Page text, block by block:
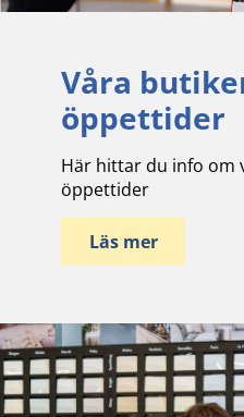
Våra
öppettider
Här hittar du info om
öppettider
Läs mer